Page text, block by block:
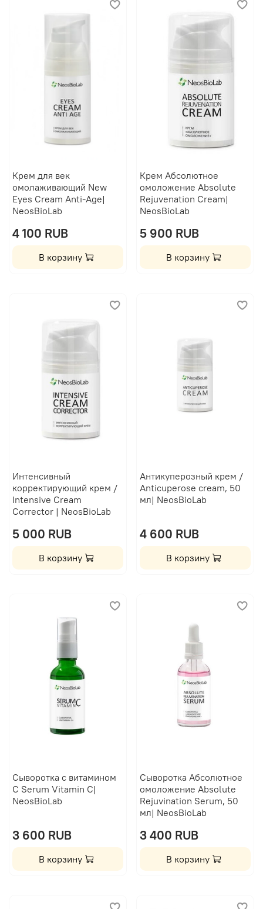
Крем для век
омолаживающий New
Eyes Cream Anti-Age|
NeosBioLab
4 100 RUB
В корзину
Крем Абсолютное
омоложение Absolute
Rejuvenation Cream|
NeosBioLab
5 900 RUB
В корзину
Интенсивный
корректирующий крем /
Intensive Cream
Corrector | NeosBioLab
5 000 RUB
В корзину
Антикуперозный крем /
Anticuperose cream, 50
мл| NeosBioLab
4 600 RUB
В корзину
Сыворотка с витамином
С Serum Vitamin C|
NeosBioLab
3 600 RUB
В корзину
Сыворотка Абсолютное
омоложение Absolute
Rejuvination Serum, 50
мл| NeosBioLab
3 400 RUB
В корзину